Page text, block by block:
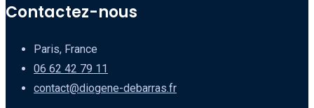
Contactez-nous
Paris, France
06 62 42 79 11
contact@diogene-debarras.fr